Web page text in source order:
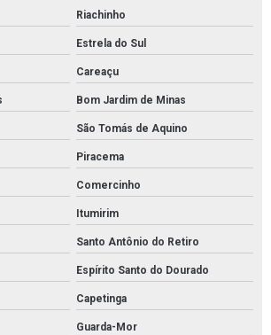
Riachinho
Estrela do Sul
Careaçu
Bom Jardim de Minas
São Tomás de Aquino
Piracema
Comercinho
Itumirim
Santo Antônio do Retiro
Espírito Santo do Dourado
Capetinga
Guarda-Mor